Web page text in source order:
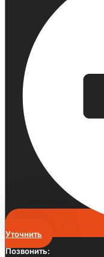
Уточнить
Позвонить: